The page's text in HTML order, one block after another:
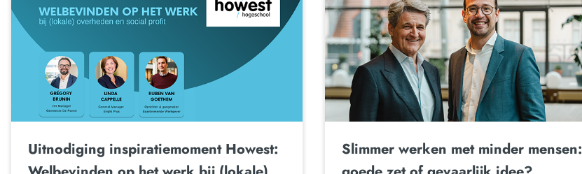
Uitnodiging inspiratiemoment Howest:
Slimmer werken met minder mensen: